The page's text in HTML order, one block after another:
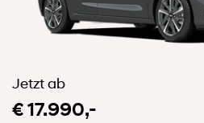
Jetzt ab
€ 17.990,-